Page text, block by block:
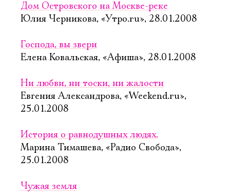
Дом Островского на Москве-реке
Юлия Черникова, «Утро.ru», 28.01.2008
Господа, вы звери
Елена Ковальская, «Афиша», 28.01.2008
Ни любви, ни тоски, ни жалости
Евгения Александрова, «Weekend.ru»,
25.01.2008
История о равнодушных людях.
Марина Тимашева, «Радио Свобода»,
25.01.2008
Чужая земля